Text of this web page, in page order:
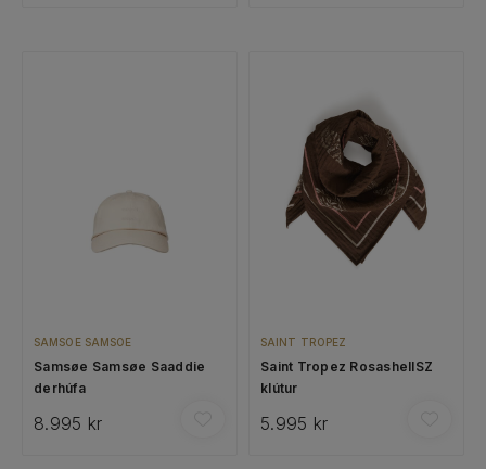
SAMSOE SAMSOE
Samsøe Samsøe Saaddie
derhúfa
8.995 kr
SAINT TROPEZ
Saint Tropez RosashellSZ
klútur
5.995 kr